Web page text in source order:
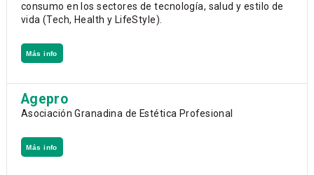
consumo en los sectores de tecnología, salud y estilo de
vida (Tech, Health y LifeStyle).
Más info
Agepro
Asociación Granadina de Estética Profesional
Más info